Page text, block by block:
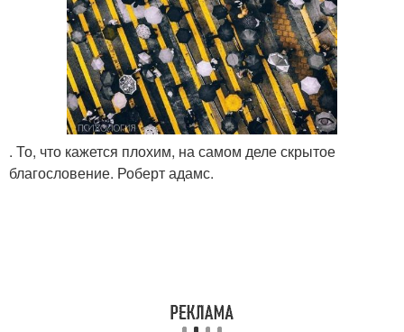
. То, что кажется плохим, на самом деле скрытое
благословение. Роберт адамс.